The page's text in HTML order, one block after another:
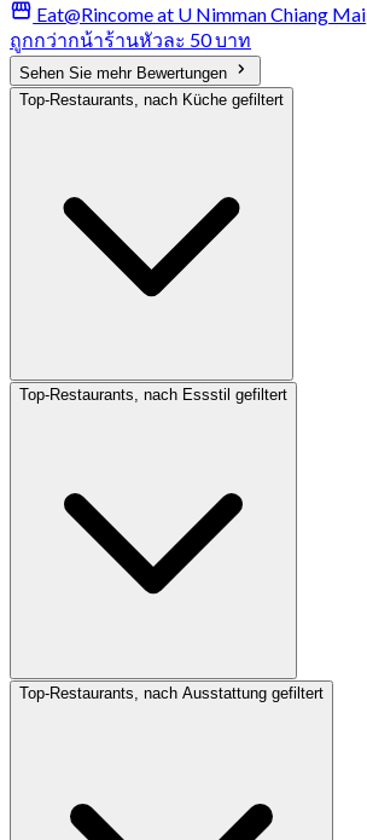
Eat@Rincome at U Nimman Chiang Mai
ถูกกว่ากน้าร้านหัวละ 50 บาท
Sehen Sie mehr Bewertungen
Top-Restaurants, nach Küche gefiltert
Top-Restaurants, nach Essstil gefiltert
Top-Restaurants, nach Ausstattung gefiltert